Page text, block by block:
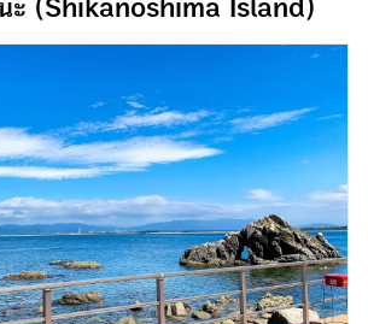
นะ (Shikanoshima Island)